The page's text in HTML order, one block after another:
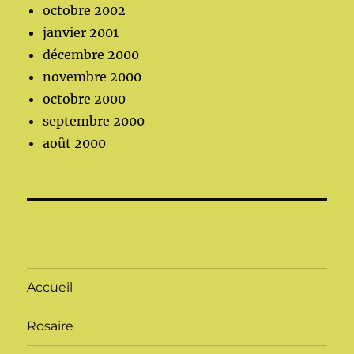
octobre 2002
janvier 2001
décembre 2000
novembre 2000
octobre 2000
septembre 2000
août 2000
Accueil
Rosaire